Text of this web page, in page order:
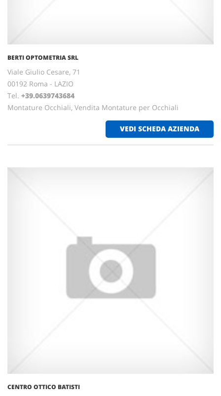
BERTI OPTOMETRIA SRL
Viale Giulio Cesare, 71
00192 Roma - LAZIO
Tel. +39.0639743684
Montature Occhiali, Vendita Montature per Occhiali
VEDI SCHEDA AZIENDA
CENTRO OTTICO BATISTI